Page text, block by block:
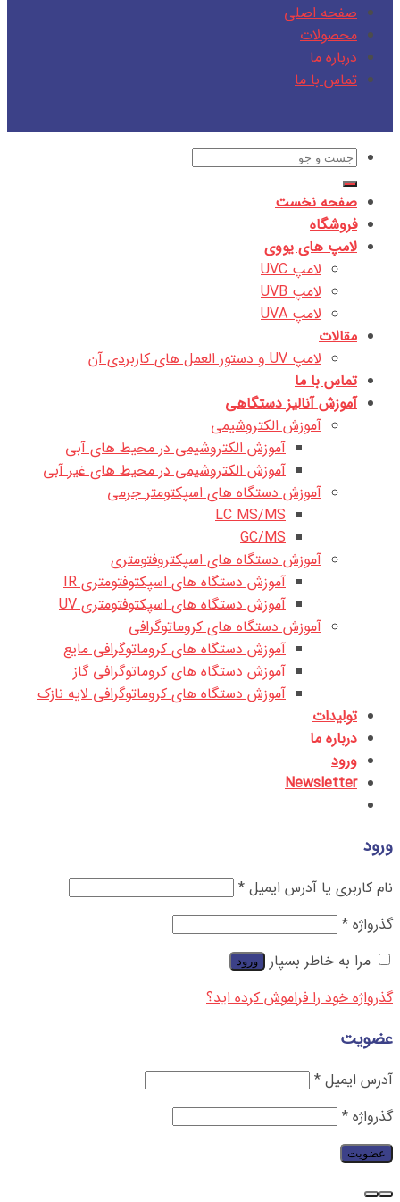
صفحه اصلی
محصولات
درباره ما
تماس با ما
جستجو
برای:
صفحه نخست
فروشگاه
لامپ های یووی
لامپ UVC
لامپ UVB
لامپ UVA
مقالات
لامپ UV و دستور العمل های کاربردی آن
تماس با ما
آموزش آنالیز دستگاهی
آموزش الکتروشیمی
آموزش الکتروشیمی در محیط های آبی
آموزش الکتروشیمی در محیط های غیر آبی
آموزش دستگاه های اسپکتومتر جرمی
LC MS/MS
GC/MS
آموزش دستگاه های اسپکتروفتومتری
آموزش دستگاه های اسپکتوفتومتری IR
آموزش دستگاه های اسپکتوفتومتری UV
آموزش دستگاه های کروماتوگرافی
آموزش دستگاه های کروماتوگرافی مایع
آموزش دستگاه های کروماتوگرافی گاز
آموزش دستگاه های کروماتوگرافی لایه نازک
تولیدات
درباره ما
ورود
Newsletter
ورود
نام کاربری یا آدرس ایمیل *
گذرواژه *
مرا به خاطر بسپار
ورود
گذرواژه خود را فراموش کرده اید؟
عضویت
آدرس ایمیل *
گذرواژه *
عضویت